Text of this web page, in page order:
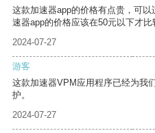
这款加速器app的价格有点贵，可
速器app的价格应该在50元以下才比
2024-07-27
游客
这款加速器VPM应用程序已经为我
护。
2024-07-27